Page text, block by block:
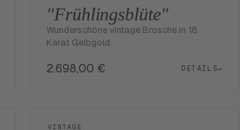
"Frühlingsblüte"
Wunderschöne vintage Brosche in 18
Karat Gelbgold
2.698,00 € DETAILS→
VINTAGE